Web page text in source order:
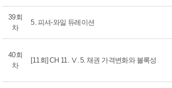
39회
차
5. 피셔-와일 듀레이션
40회
차
[11회] CH 11. Ⅴ. 5. 채권 가격변화와 볼록성